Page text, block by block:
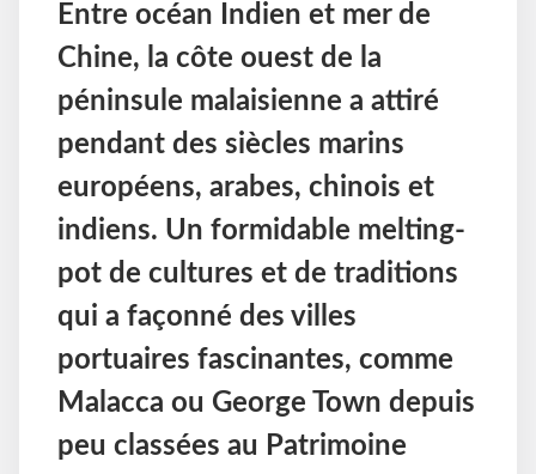
Entre océan Indien et mer de
Chine, la côte ouest de la
péninsule malaisienne a attiré
pendant des siècles marins
européens, arabes, chinois et
indiens. Un formidable melting-
pot de cultures et de traditions
qui a façonné des villes
portuaires fascinantes, comme
Malacca ou George Town depuis
peu classées au Patrimoine